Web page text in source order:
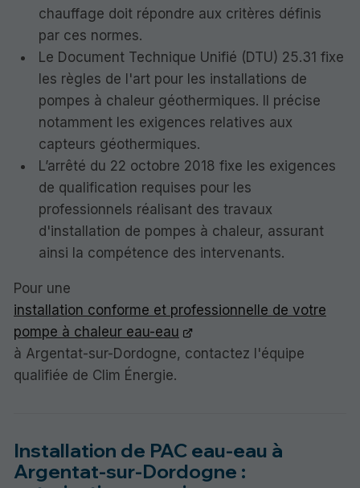
chauffage doit répondre aux critères définis
par ces normes.
Le Document Technique Unifié (DTU) 25.31 fixe
les règles de l'art pour les installations de
pompes à chaleur géothermiques. Il précise
notamment les exigences relatives aux
capteurs géothermiques.
L’arrêté du 22 octobre 2018 fixe les exigences
de qualification requises pour les
professionnels réalisant des travaux
d'installation de pompes à chaleur, assurant
ainsi la compétence des intervenants.
Pour une
installation conforme et professionnelle de votre
pompe à chaleur eau-eau
à Argentat-sur-Dordogne, contactez l'équipe
qualifiée de Clim Énergie.
Installation de PAC eau-eau à
Argentat-sur-Dordogne :